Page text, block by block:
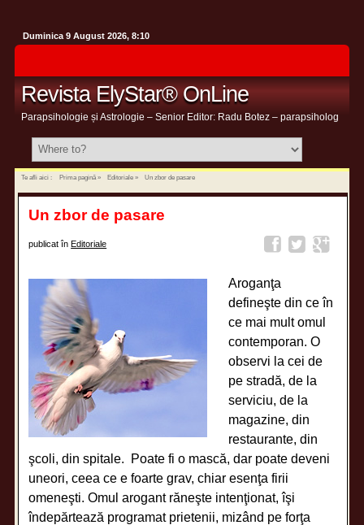
Duminica 9 August 2026, 8:10
Revista ElyStar® OnLine
Parapsihologie și Astrologie – Senior Editor: Radu Botez – parapsiholog
Te afli aici : Prima pagină» Editoriale» Un zbor de pasare
Un zbor de pasare
publicat înEditoriale
Aroganţa
defineşte din ce în
ce mai mult omul
contemporan. O
observi la cei de
pe stradă, de la
serviciu, de la
magazine, din
restaurante, din
şcoli, din spitale. Poate fi o mască, dar poate deveni
uneori, ceea ce e foarte grav, chiar esenţa firii
omeneşti. Omul arogant răneşte intenţionat, îşi
îndepărtează programat prietenii, mizând pe forţa